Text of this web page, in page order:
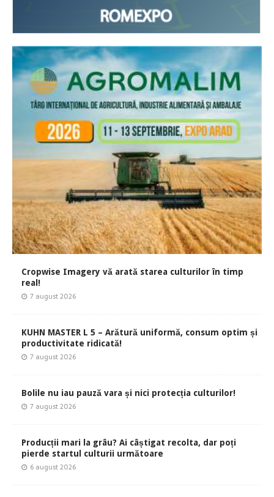
Cropwise Imagery vă arată starea culturilor în timp
real!
7 august 2026
KUHN MASTER L 5 – Arătură uniformă, consum optim și
productivitate ridicată!
7 august 2026
Bolile nu iau pauză vara și nici protecția culturilor!
7 august 2026
Producții mari la grâu? Ai câștigat recolta, dar poți
pierde startul culturii următoare
6 august 2026